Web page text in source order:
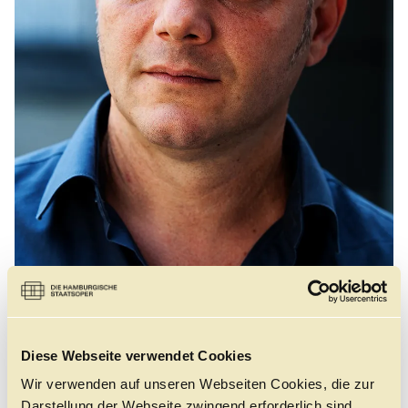
Diese Webseite verwendet Cookies
Wir verwenden auf unseren Webseiten Cookies, die zur
Führungen Jobs Kontakt
Geburtsort:
La Terté-Bernard, Frankreich